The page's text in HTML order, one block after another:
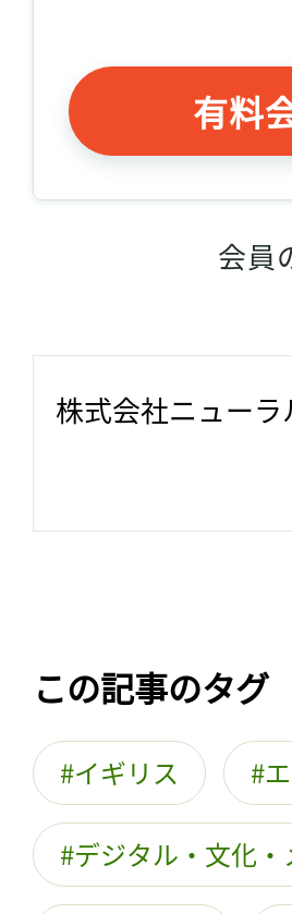
有料
会員
株式会社ニュー
この記事のタグ
イギリス
デジタル・文化